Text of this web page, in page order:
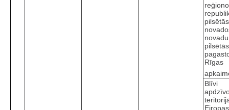
novadu
Rīgas
Blīvi